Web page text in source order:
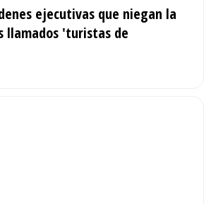
ejecutivas que niegan la
llamados 'turistas de